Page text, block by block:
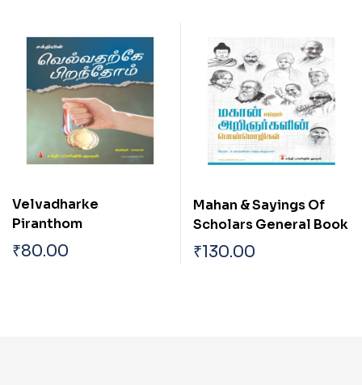
Velvadharke
Piranthom
₹80.00
Mahan & Sayings Of
Scholars General Book
₹130.00